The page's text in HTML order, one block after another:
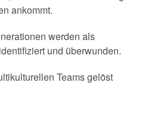
ankommt.
werden als
und überwunden.
Teams gelöst